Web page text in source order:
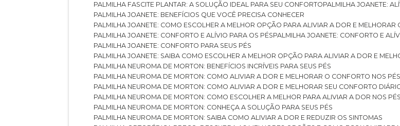
PALMILHA FASCITE PLANTAR: A SOLUÇÃO IDEAL PARA SEU CONFORTO
PALMILHA JOANETE:
PALMILHA JOANETE: BENEFÍCIOS QUE VOCÊ PRECISA CONHECER
PALMILHA JOANETE: COMO ESCOLHER A MELHOR OPÇÃO PARA ALIVIAR A DOR E MELHORAR
PALMILHA JOANETE: CONFORTO E ALÍVIO PARA OS PÉS
PALMILHA JOANETE: CONFORTO E
PALMILHA JOANETE: CONFORTO PARA SEUS PÉS
PALMILHA JOANETE: SAIBA COMO ESCOLHER A MELHOR OPÇÃO PARA ALIVIAR A DOR E
PALMILHA NEUROMA DE MORTON: BENEFÍCIOS INCRÍVEIS PARA SEUS PÉS
PALMILHA NEUROMA DE MORTON: COMO ALIVIAR A DOR E MELHORAR O CONFORTO NOS PÉS
PALMILHA NEUROMA DE MORTON: COMO ALIVIAR A DOR E MELHORAR SEU CONFORTO
PALMILHA NEUROMA DE MORTON: COMO ESCOLHER A MELHOR PARA ALIVIAR A DOR NOS PÉS
PALMILHA NEUROMA DE MORTON: CONHEÇA A SOLUÇÃO PARA SEUS PÉS
PALMILHA NEUROMA DE MORTON: SAIBA COMO ALIVIAR A DOR E REDUZIR OS SINTOMAS